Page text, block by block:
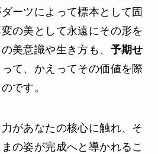
ーツによって標本として固
の美として永遠にその形を
美意識や生き方も、 予期せ
て、かえってその価値を際
です。
があなたの核心に触れ、そ
の姿が完成へと導かれるこ